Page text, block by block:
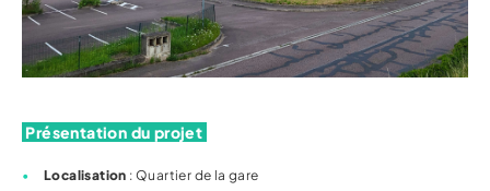
Présentation du projet
Localisation : Quartier de la gare